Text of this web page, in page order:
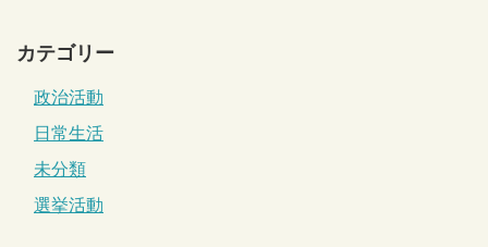
カテゴリー
政治活動
日常生活
未分類
選挙活動